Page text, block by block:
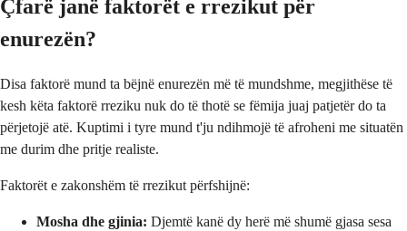
Çfarë janë faktorët e rrezikut për
enurezën?
Disa faktorë mund ta bëjnë enurezën më të mundshme, megjithëse të
kesh këta faktorë rreziku nuk do të thotë se fëmija juaj patjetër do ta
përjetojë atë. Kuptimi i tyre mund t'ju ndihmojë të afroheni me situatën
me durim dhe pritje realiste.
Faktorët e zakonshëm të rrezikut përfshijnë:
Mosha dhe gjinia: Djemtë kanë dy herë më shumë gjasa sesa